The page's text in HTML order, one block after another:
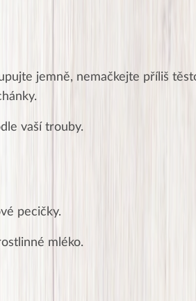
jemně, nemačkejte příliš
vaší trouby.
pecičky.
mléko.
★★★★★